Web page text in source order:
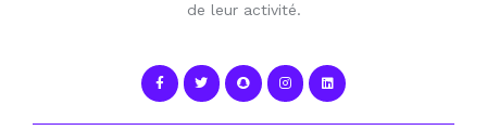
de leur activité.